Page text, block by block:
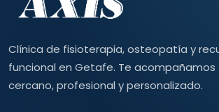
Clínica de fisioterapia, osteopatía y
funcional en Getafe. Te
cercano, profesional y personalizado.